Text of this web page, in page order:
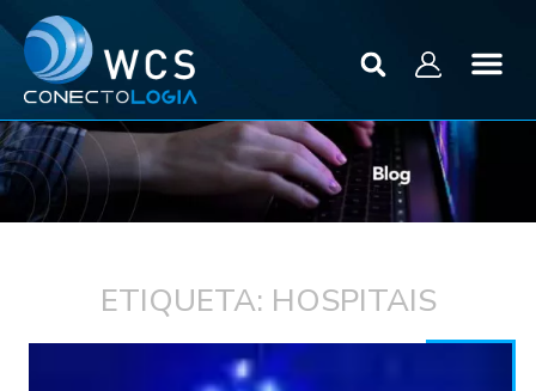
ETIQUETA: HOSPITAIS